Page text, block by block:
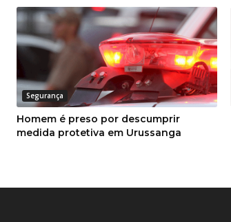
Segurança
Homem é preso por descumprir
medida protetiva em Urussanga